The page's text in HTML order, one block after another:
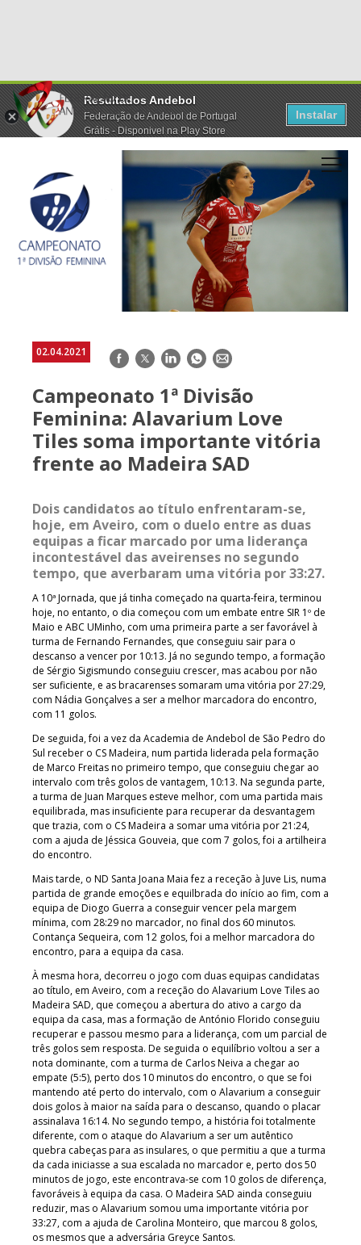
Resultados Andebol
Federação de Andebol de Portugal
Grátis - Disponivel na Play Store
Instalar
02.04.2021 Facebook
TwitterLinkedInWhatsApp
E-
Campeonato 1ª Divisão
Feminina: Alavarium Love
Tiles soma importante vitória
frente ao Madeira SAD
Dois candidatos ao título enfrentaram-se,
hoje, em Aveiro, com o duelo entre as duas
equipas a ficar marcado por uma liderança
incontestável das aveirenses no segundo
tempo, que averbaram uma vitória por 33:27.
A 10ª Jornada, que já tinha começado na quarta-feira, terminou
hoje, no entanto, o dia começou com um embate entre SIR 1º de
Maio e ABC UMinho, com uma primeira parte a ser favorável à
turma de Fernando Fernandes, que conseguiu sair para o
descanso a vencer por 10:13. Já no segundo tempo, a formação
de Sérgio Sigismundo conseguiu crescer, mas acabou por não
ser suficiente, e as bracarenses somaram uma vitória por 27:29,
com Nádia Gonçalves a ser a melhor marcadora do encontro,
com 11 golos.
De seguida, foi a vez da Academia de Andebol de São Pedro do
Sul receber o CS Madeira, num partida liderada pela formação
de Marco Freitas no primeiro tempo, que conseguiu chegar ao
intervalo com três golos de vantagem, 10:13. Na segunda parte,
a turma de Juan Marques esteve melhor, com uma partida mais
equilibrada, mas insuficiente para recuperar da desvantagem
que trazia, com o CS Madeira a somar uma vitória por 21:24,
com a ajuda de Jéssica Gouveia, que com 7 golos, foi a artilheira
do encontro.
Mais tarde, o ND Santa Joana Maia fez a receção à Juve Lis, numa
partida de grande emoções e equilbrada do início ao fim, com a
equipa de Diogo Guerra a conseguir vencer pela margem
mínima, com 28:29 no marcador, no final dos 60 minutos.
Contança Sequeira, com 12 golos, foi a melhor marcadora do
encontro, para a equipa da casa.
À mesma hora, decorreu o jogo com duas equipas candidatas
ao título, em Aveiro, com a receção do Alavarium Love Tiles ao
Madeira SAD, que começou a abertura do ativo a cargo da
equipa da casa, mas a formação de António Florido conseguiu
recuperar e passou mesmo para a liderança, com um parcial de
três golos sem resposta. De seguida o equilíbrio voltou a ser a
nota dominante, com a turma de Carlos Neiva a chegar ao
empate (5:5), perto dos 10 minutos do encontro, o que se foi
mantendo até perto do intervalo, com o Alavarium a conseguir
dois golos à maior na saída para o descanso, quando o placar
assinalava 16:14. No segundo tempo, a história foi totalmente
diferente, com o ataque do Alavarium a ser um autêntico
quebra cabeças para as insulares, o que permitiu a que a turma
da cada iniciasse a sua escalada no marcador e, perto dos 50
minutos de jogo, este encontrava-se com 10 golos de diferença,
favoráveis à equipa da casa. O Madeira SAD ainda conseguiu
reduzir, mas o Alavarium somou uma importante vitória por
33:27, com a ajuda de Carolina Monteiro, que marcou 8 golos,
os mesmos que a adversária Greyce Santos.